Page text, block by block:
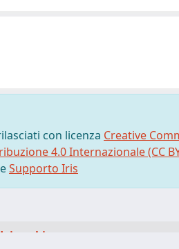
con licenza Creative
4.0 Internazionale (CC
Supporto Iris
cookie